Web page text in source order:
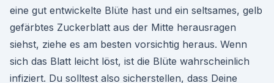
eine gut entwickelte Blüte hast und ein seltsames, gelb
gefärbtes Zuckerblatt aus der Mitte herausragen
siehst, ziehe es am besten vorsichtig heraus. Wenn
sich das Blatt leicht löst, ist die Blüte wahrscheinlich
infiziert. Du solltest also sicherstellen, dass Deine